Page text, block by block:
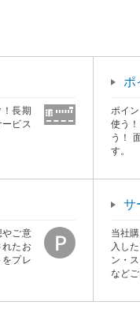
長期
ビス
ポ
ポイ
使う
う！
す。
やご意
たお
プレ
サ
当社
入し
ン・
など